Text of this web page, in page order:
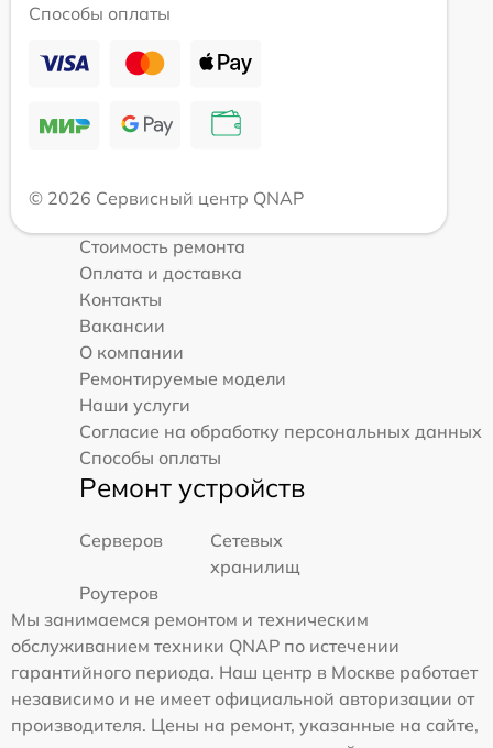
Способы оплаты
© 2026 Сервисный центр QNAP
Стоимость ремонта
Оплата и доставка
Контакты
Вакансии
О компании
Ремонтируемые модели
Наши услуги
Согласие на обработку персональных данных
Способы оплаты
Ремонт устройств
Серверов
Сетевых
хранилищ
Роутеров
Мы занимаемся ремонтом и техническим
обслуживанием техники QNAP по истечении
гарантийного периода. Наш центр в Москве работает
независимо и не имеет официальной авторизации от
производителя. Цены на ремонт, указанные на сайте,